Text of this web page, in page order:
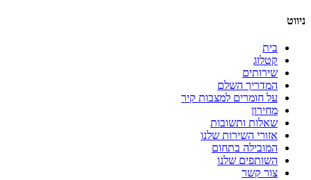
ניווט
בית
קטלוג
שירותים
המדריך השלם
על חומרים למצבות קיר
מחירון
שאלות ותשובות
אזורי השירות שלנו
המובילה בתחום
השותפים שלנו
צור קשר